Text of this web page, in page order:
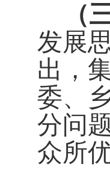
（
发展
出，
委、
分问
众所